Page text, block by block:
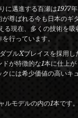
邁進する百瀬は1977
尊ばれる今も日本の
現在、多くの技術を
行っています。
ルXブレイスを採用し
が特徴的な1本に仕上
には希少価値の高いキ
ルモデルの内の1本です